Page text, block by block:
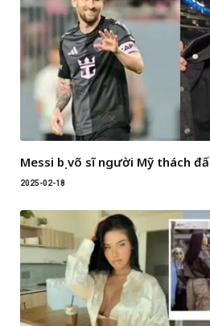
Messi bị võ sĩ người Mỹ thách
2025-02-18